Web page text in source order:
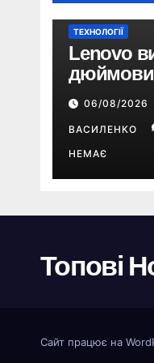
ТЕХНОЛОГІЇ
Lenovo
33
06/08/2026
ВАСИЛЕНКО
НЕМАЄ
Топові
Сайт працює на